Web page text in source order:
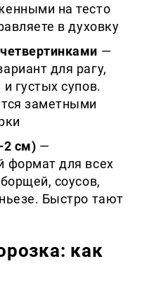
на тесто
в духовку
—
для рагу,
густых супов.
заметными
см) —
формат для всех
соусов,
Быстро тают
как